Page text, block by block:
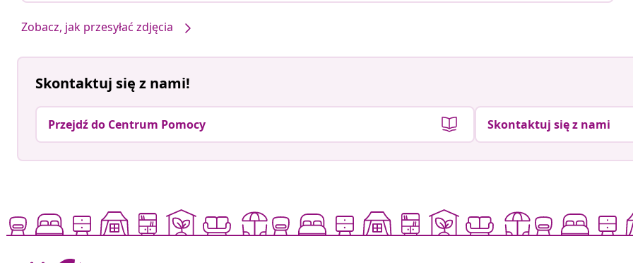
Zobacz, jak przesyłać zdjęcia
Skontaktuj się z nami!
Przejdź do Centrum Pomocy Skontaktuj się z nami